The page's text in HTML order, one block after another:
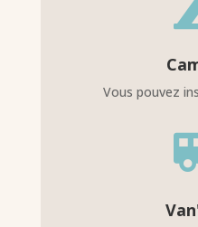
Vous pouvez